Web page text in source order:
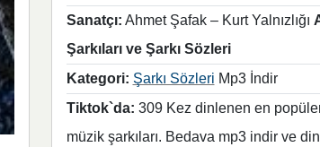
Sanatçı: Ahmet Şafak – Kurt Yalnızlığı
Şarkıları ve Şarkı Sözleri
Kategori: Şarkı Sözleri Mp3 İndir
Tiktok`da: 309 Kez dinlenen en
müzik şarkıları. Bedava mp3 indir ve